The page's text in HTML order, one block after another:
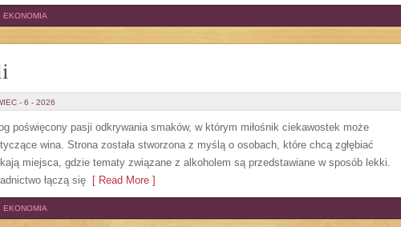
EKONOMIA
- 6 - 2026
poświęcony pasji odkrywania smaków, w którym miłośnik ciekawostek może
wina. Strona została stworzona z myślą o osobach, które chcą zgłębiać
miejsca, gdzie tematy związane z alkoholem są przedstawiane w sposób lekki.
łączą się [ Read More ]
EKONOMIA